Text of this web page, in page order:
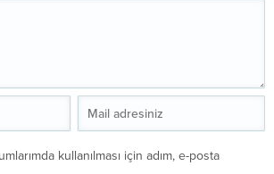
kullanılması için adım, e-posta